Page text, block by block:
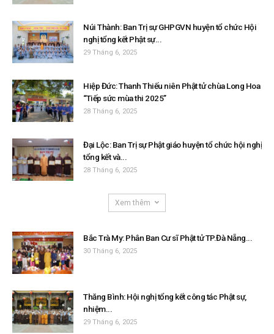
Núi Thành: Ban Trị sự GHPGVN huyện tổ chức Hội
nghị tổng kết Phật sự...
29 Tháng 6, 2025
Hiệp Đức: Thanh Thiếu niên Phật tử chùa Long Hoa
“Tiếp sức mùa thi 2025”
28 Tháng 6, 2025
Đại Lộc: Ban Trị sự Phật giáo huyện tổ chức hội nghị
tổng kết và...
28 Tháng 6, 2025
Xem thêm
Bắc Trà My: Phân Ban Cư sĩ Phật tử TP.Đà Nẵng...
30 Tháng 6, 2025
Thăng Bình: Hội nghị tổng kết công tác Phật sự,
nhiệm...
29 Tháng 6, 2025